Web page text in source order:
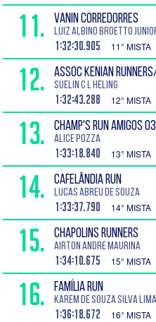
11. VANIN CORREDORRES
Luiz Albino Broetto
1:32:30.905 11° MISTA
12. ASSOC KENIAN
Suelin C L Heling
1:32:43.288 12° MISTA
13. CHAMP'S RUN AMIGOS 03
Alice Pozza
1:33:18.840 13° MISTA
14. CAFELÂNDIA RUN
Lucas Abreu de Souza
1:33:37.790 14° MISTA
15. CHAPOLINS RUNNERS
Airton Andre Maurina
1:34:10.675 15° MISTA
16. FAMÍLIA RUN
Karem de Souza Silva Lima
1:36:18.672 16° MISTA